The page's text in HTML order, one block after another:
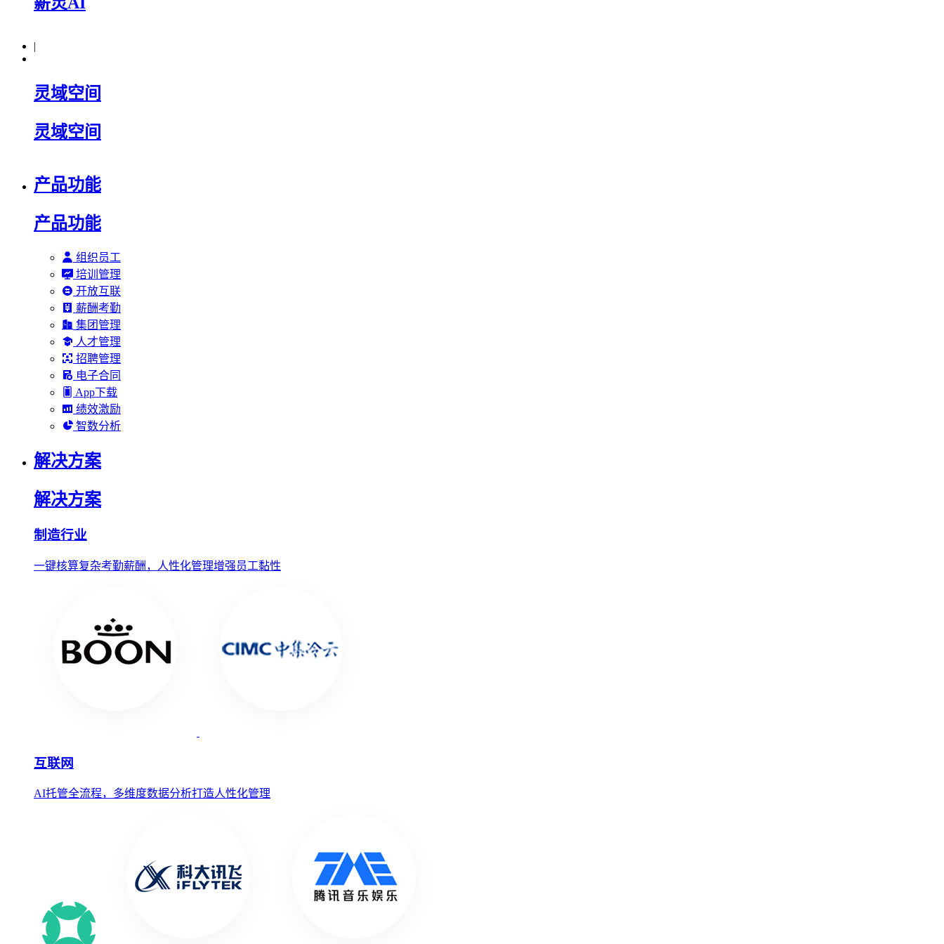
|
灵域空间
灵域空间
产品功能
产品功能
组织员工
培训管理
开放互联
薪酬考勤
集团管理
人才管理
招聘管理
电子合同
App下载
绩效激励
智数分析
解决方案
解决方案
制造行业
一键核算复杂考勤薪酬，人性化管理增强员工黏性
互联网
AI托管全流程，多维度数据分析打造人性化管理